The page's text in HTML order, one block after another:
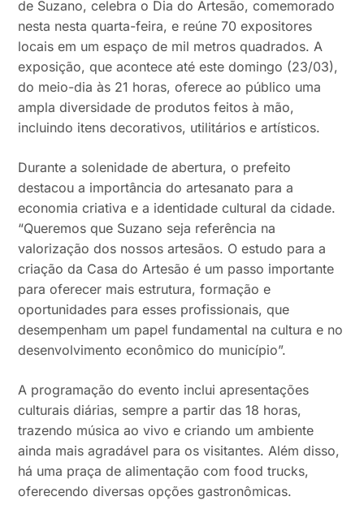
de Suzano, celebra o Dia do Artesão, comemorado
nesta nesta quarta-feira, e reúne 70 expositores
locais em um espaço de mil metros quadrados. A
exposição, que acontece até este domingo (23/03),
do meio-dia às 21 horas, oferece ao público uma
ampla diversidade de produtos feitos à mão,
incluindo itens decorativos, utilitários e artísticos.
Durante a solenidade de abertura, o prefeito
destacou a importância do artesanato para a
economia criativa e a identidade cultural da cidade.
“Queremos que Suzano seja referência na
valorização dos nossos artesãos. O estudo para a
criação da Casa do Artesão é um passo importante
para oferecer mais estrutura, formação e
oportunidades para esses profissionais, que
desempenham um papel fundamental na cultura e no
desenvolvimento econômico do município”.
A programação do evento inclui apresentações
culturais diárias, sempre a partir das 18 horas,
trazendo música ao vivo e criando um ambiente
ainda mais agradável para os visitantes. Além disso,
há uma praça de alimentação com food trucks,
oferecendo diversas opções gastronômicas.